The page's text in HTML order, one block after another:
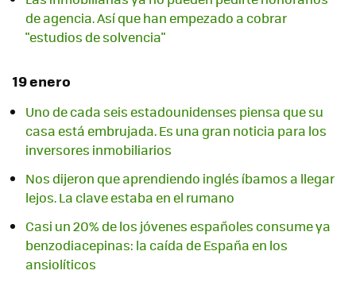
de agencia. Así que han empezado a cobrar
"estudios de solvencia"
19 enero
Uno de cada seis estadounidenses piensa que su
casa está embrujada. Es una gran noticia para los
inversores inmobiliarios
Nos dijeron que aprendiendo inglés íbamos a llegar
lejos. La clave estaba en el rumano
Casi un 20% de los jóvenes españoles consume ya
benzodiacepinas: la caída de España en los
ansiolíticos